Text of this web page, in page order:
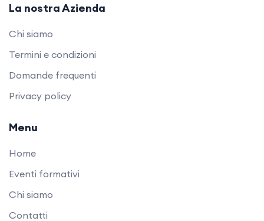
La nostra Azienda
Chi siamo
Termini e condizioni
Domande frequenti
Privacy policy
Menu
Home
Eventi formativi
Chi siamo
Contatti